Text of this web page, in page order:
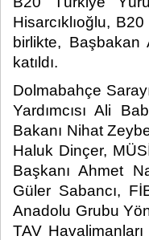
Hisarcıklıoğlu,
birlikte, Başbakan
katıldı.​
Dolmabahçe
Yardımcısı Ali
Bakanı Nihat
Haluk Dinçer,
Başkanı Ahmet
Güler Sabancı,
Anadolu Grubu
TAV